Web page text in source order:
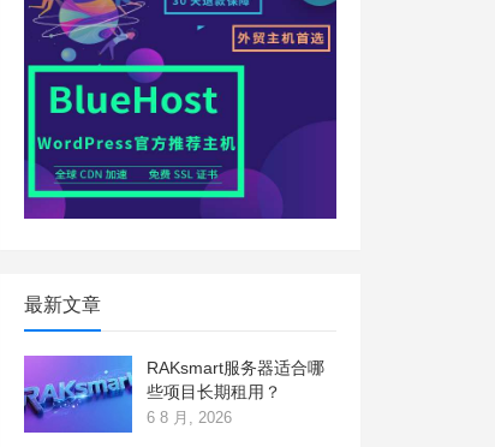
最新文章
RAKsmart服务器适合哪
些项目长期租用？
6 8 月, 2026